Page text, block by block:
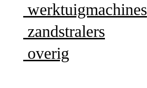
werktuigmachines
zandstralers
overig